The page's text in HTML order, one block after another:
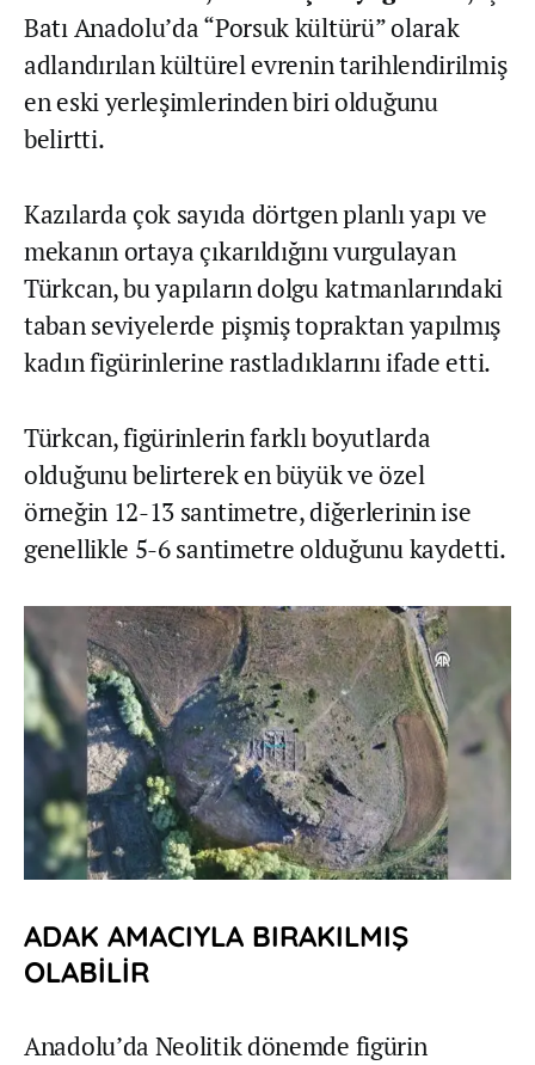
Batı Anadolu’da “Porsuk kültürü” olarak
adlandırılan kültürel evrenin tarihlendirilmiş
en eski yerleşimlerinden biri olduğunu
belirtti.
Kazılarda çok sayıda dörtgen planlı yapı ve
mekanın ortaya çıkarıldığını vurgulayan
Türkcan, bu yapıların dolgu katmanlarındaki
taban seviyelerde pişmiş topraktan yapılmış
kadın figürinlerine rastladıklarını ifade etti.
Türkcan, figürinlerin farklı boyutlarda
olduğunu belirterek en büyük ve özel
örneğin 12-13 santimetre, diğerlerinin ise
genellikle 5-6 santimetre olduğunu kaydetti.
ADAK AMACIYLA BIRAKILMIŞ
OLABİLİR
Anadolu’da Neolitik dönemde figürin